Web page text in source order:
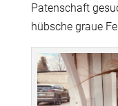
Patenschaft
hübsche graue